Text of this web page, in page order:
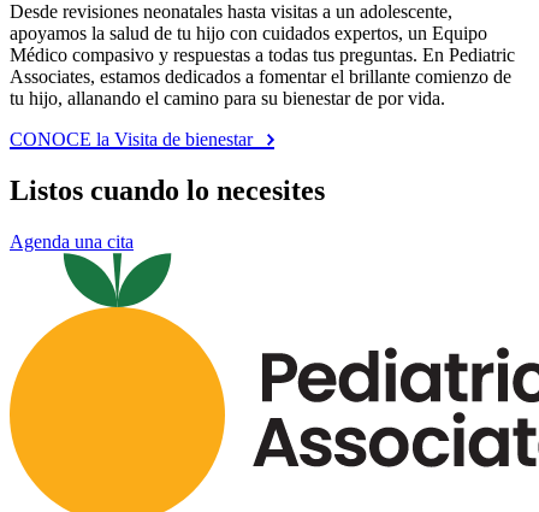
Desde revisiones neonatales hasta visitas a un adolescente,
apoyamos la salud de tu hijo con cuidados expertos, un Equipo
Médico compasivo y respuestas a todas tus preguntas. En Pediatric
Associates, estamos dedicados a fomentar el brillante comienzo de
tu hijo, allanando el camino para su bienestar de por vida.
CONOCE la Visita de bienestar
Listos cuando lo necesites
Agenda una cita